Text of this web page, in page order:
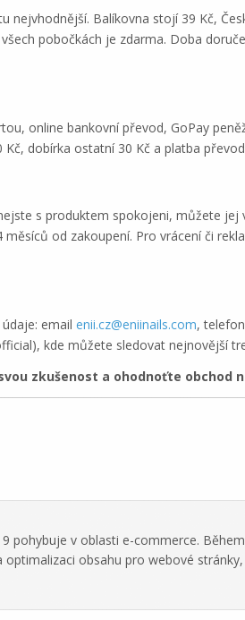
nejvhodnější. Balíkovna stojí 39 Kč,
pobočkách je zdarma. Doba
online bankovní převod, GoPay
dobírka ostatní 30 Kč a platba
s produktem spokojeni, můžete
od zakoupení. Pro vrácení či
email enii.cz@eniinails.com,
kde můžete sledovat nejnovější
zkušenost a ohodnoťte obchod
pohybuje v oblasti e-commerce.
obsahu pro webové